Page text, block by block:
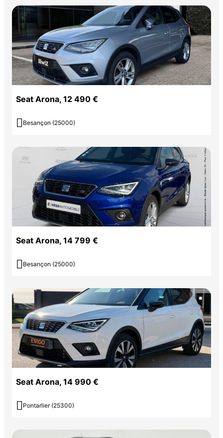
Seat Arona, 12 490 €
 Besançon (25000)
Seat Arona, 14 799 €
 Besançon (25000)
Seat Arona, 14 990 €
 Pontarlier (25300)